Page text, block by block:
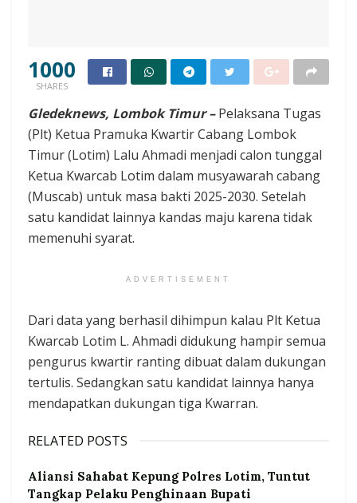
1000
SHARES
Gledeknews, Lombok Timur – Pelaksana Tugas
(Plt) Ketua Pramuka Kwartir Cabang Lombok
Timur (Lotim) Lalu Ahmadi menjadi calon tunggal
Ketua Kwarcab Lotim dalam musyawarah cabang
(Muscab) untuk masa bakti 2025-2030. Setelah
satu kandidat lainnya kandas maju karena tidak
memenuhi syarat.
ADVERTISEMENT
Dari data yang berhasil dihimpun kalau Plt Ketua
Kwarcab Lotim L. Ahmadi didukung hampir semua
pengurus kwartir ranting dibuat dalam dukungan
tertulis. Sedangkan satu kandidat lainnya hanya
mendapatkan dukungan tiga Kwarran.
RELATED POSTS
Aliansi Sahabat Kepung Polres Lotim, Tuntut
Tangkap Pelaku Penghinaan Bupati